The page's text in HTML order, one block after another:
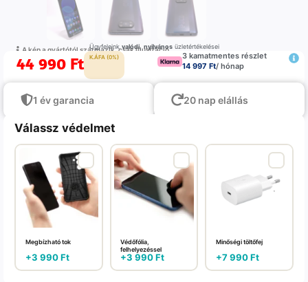
A kép a gyártótól származik, csak illustráció
Ügyfeleinkvalódi,nyilvánosüzletértékelései
44 990 Ft K.ÁFA (0%)
3 kamatmentes részlet
14 997 Ft/ hónap
1 év garancia 20 nap elállás
Válassz védelmet
Megbízható tok
+3 990Ft
Védőfólia,
felhelyezéssel
+3 990Ft
Minőségi töltőfej
+7 990Ft